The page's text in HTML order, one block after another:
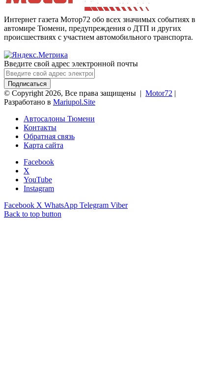
Интернет газета Мотор72 обо всех значимых событиях в
автомире Тюмени, предупреждения о ДТП и других
происшествиях с участием автомобильного транспорта.
Введите свой адрес электронной почты
© Copyright 2026, Все права защищены | Motor72 |
Разработано в Mariupol.Site
Автосалоны Тюмени
Контакты
Обратная связь
Карта сайта
Facebook
X
YouTube
Instagram
Facebook X WhatsApp Telegram Viber
Back to top button